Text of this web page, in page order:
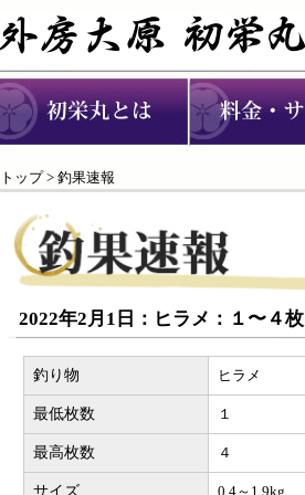
トップ> 釣果速報
2022年2月1日：ヒラメ：１〜４枚
釣り物 ヒラメ
最低枚数 １
最高枚数 ４
サイズ 0.4～1.9kg